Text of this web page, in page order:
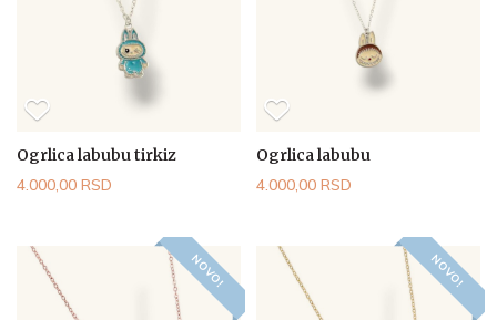
Ogrlica labubu tirkiz
4.000,00 RSD
Ogrlica labubu
4.000,00 RSD
NOVO! NOVO!